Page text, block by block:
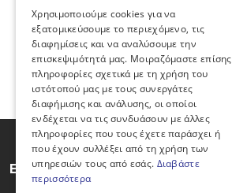
Ε.Ο.ΚΑ.Ν.
Χρησιμοποιούμε cookies για να
εξατομικεύσουμε το περιεχόμενο, τις
διαφημίσεις και να αναλύσουμε την
επισκεψιμότητά μας. Μοιραζόμαστε επίσης
πληροφορίες σχετικά με τη χρήση του
ιστότοπού μας με τους συνεργάτες
διαφήμισης και ανάλυσης, οι οποίοι
ενδέχεται να τις συνδυάσουν με άλλες
πληροφορίες που τους έχετε παράσχει ή
που έχουν συλλέξει από τη χρήση των
υπηρεσιών τους από εσάς. Διαβάστε
περισσότερα